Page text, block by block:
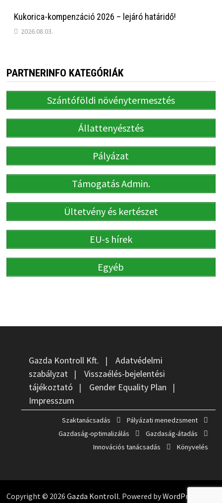
Kukorica-kompenzáció 2026 – lejáró határidő!
2026.08.03.
PARTNERINFO KATEGÓRIÁK
Szántóföldi növénytermesztés
Állattenyésztés
Pályázat
Támogatás Admin.
Ültetvény és kertészet
EU-s hírek
Egyéb
Gazda Kontroll Kft. | Adatvédelmi
szabályzat | Visszaélés-bejelentési
tájékoztató | Gender Equality Plan |
Impresszum
Szaktanácsadás
Pályázati menedzsment
Gazdaság-optimalizálás
Gazdaság-átadás
Innovációs tanácsadás
Könyvelés
Copyright © 2026 Gazda Kontroll. Powered byWordPress